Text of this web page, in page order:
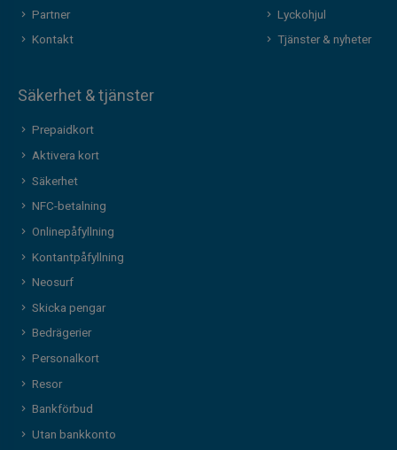
Partner
Kontakt
Lyckohjul
Tjänster & nyheter
Säkerhet & tjänster
Prepaidkort
Aktivera kort
Säkerhet
NFC-betalning
Onlinepåfyllning
Kontantpåfyllning
Neosurf
Skicka pengar
Bedrägerier
Personalkort
Resor
Bankförbud
Utan bankkonto